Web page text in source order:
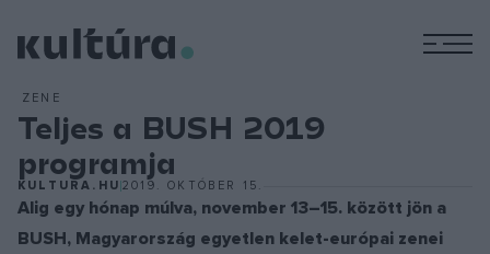
ZENE
Teljes a BUSH 2019
programja
KULTURA.HU 2019. OKTÓBER 15.
Alig egy hónap múlva, november 13–15. között jön a
BUSH, Magyarország egyetlen kelet-európai zenei